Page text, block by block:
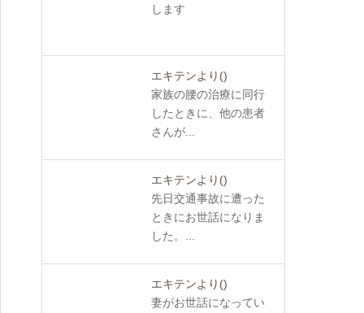
します
エキテンより ()
家族の腰の治療に同行
したときに、他の患者
さんが...
エキテンより ()
先日交通事故に遭った
ときにお世話になりま
した。...
エキテンより ()
妻がお世話になってい